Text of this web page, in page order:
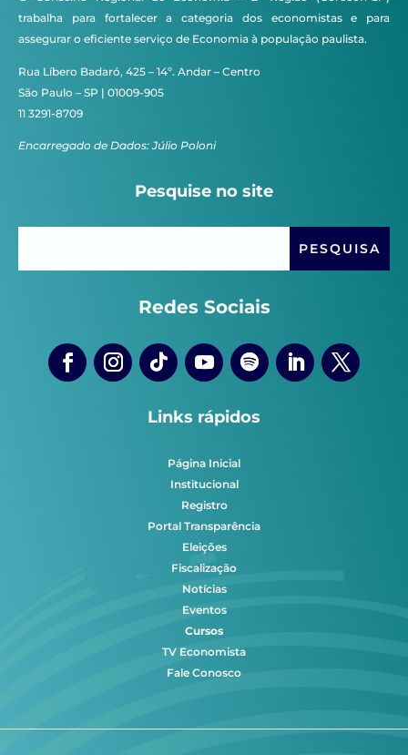
trabalha para fortalecer a categoria dos economistas e para
assegurar o eficiente serviço de Economia à população paulista.
Rua Líbero Badaró, 425 – 14º. Andar – Centro
São Paulo – SP | 01009-905
11 3291-8709
Encarregado de Dados: Júlio Poloni
Pesquise no site
Redes Sociais
Links rápidos
Página Inicial
Institucional
Registro
Portal Transparência
Eleições
Fiscalização
Notícias
Eventos
Cursos
TV Economista
Fale Conosco